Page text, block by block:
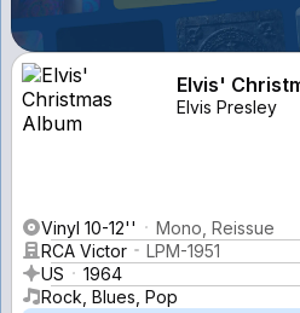
Elvis'
Elvis Presley
Vinyl 10-12''
Mono, Reissue
RCA Victor
LPM-1951
US
1964
Rock, Blues, Pop